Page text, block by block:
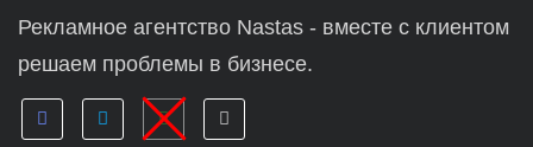
Рекламное агентство Nastas - вместе с клиентом
решаем проблемы в бизнесе.